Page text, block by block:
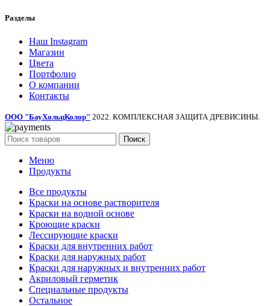
Разделы
Наш Instagram
Магазин
Цвета
Портфолио
О компании
Контакты
ООО "БауХольцКолор" 2022. КОМПЛЕКСНАЯ ЗАЩИТА ДРЕВИСИНЫ.
Поиск
Меню
Продукты
Все продукты
Краски на основе растворителя
Краски на водной основе
Кроющие краски
Лессирующие краски
Краски для внутренних работ
Краски для наружных работ
Краски для наружных и внутренних работ
Акриловый герметик
Специальные продукты
Остальное